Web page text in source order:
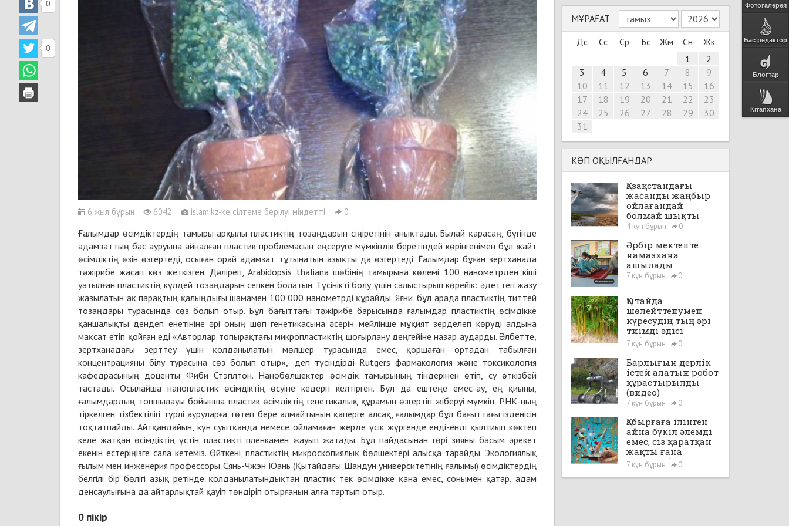
Фотогалерея
Бас редактор
Блогтар
Кітапхана
6 жыл бұрын 6042 islam.kz-ке сілтеме берілуі міндетті 0
0
0
Ғалымдар өсімдіктердің тамыры арқылы пластиктің тозаңдарын сіңіретінін анықтады. Былай қарасаң, бүгінде
адамзаттың бас ауруына айналған пластик проблемасын еңсеруге мүмкіндік беретіндей көрінгенімен бұл жайт
өсімдіктің өзін өзгертеді, осыған орай адамзат тұтынатын азықты да өзгертеді. Ғалымдар бұған зертханада
тәжірибе жасап көз жеткізген. Дәлірегі, Arabidopsis thaliana шөбінің тамырына көлемі 100 нанометрден кіші
уатылған пластиктің күлдей тозаңдарын сепкен болатын. Түсінікті болу үшін салыстырып көрейік: әдеттегі жазу
жазылатын ақ парақтың қалыңдығы шамамен 100 000 нанометрді құрайды. Яғни, бұл арада пластиктің титтей
тозаңдары турасында сөз болып отыр. Бұл бағыттағы тәжірибе барысында ғалымдар пластиктің өсімдікке
қаншалықты дендеп енетініне әрі оның шөп генетикасына әсерін мейлінше мұқият зерделеп көруді алдына
мақсат етіп қойған еді «Авторлар топырақтағы микропластиктің шоғырлану деңгейіне назар аударды. Әлбетте,
зертханадағы зерттеу үшін қолданылатын мөлшер турасында емес, қоршаған ортадан табылған
концентрацияны білу турасына сөз болып отыр»,- деп түсіндірді Rutgers фармакология және токсикология
кафедрасының доценты Фиби Стэплтон. Нанобөлшектер өсімдік тамырының тіндерінен өтіп, су өткізбей
тастады. Осылайша нанопластик өсімдіктің өсуіне кедергі келтірген. Бұл да ештеңе емес-ау, ең қиыны,
ғалымдардың топшылауы бойынша пластик өсімдіктің генетикалық құрамын өзгертіп жіберуі мүмкін. РНК-ның
тіркелген тізбектілігі түрлі ауруларға төтеп бере алмайтынын қаперге алсақ, ғалымдар бұл бағыттағы ізденісін
тоқтатпайды. Айтқандайын, күн суытқанда немесе ойламаған жерде үсік жүргенде енді-енді қылтиып көктеп
келе жатқан өсімдіктің үстін пластикті пленкамен жауып жатады. Бұл пайдасынан гөрі зияны басым әрекет
екенін естеріңізге сала кетеміз. Өйткені, пластиктің микроскопиялық бөлшектері алысқа тарайды. Экологиялық
ғылым мен инженерия профессоры Сянь-Чжэн Юань (Қытайдағы Шандун университетінің ғалымы) өсімдіктердің
белгілі бір бөлігі азық ретінде қолданылатындықтан пластик тек өсімдікке қана емес, сонымен қатар, адам
денсаулығына да айтарлықтай қауіп төндіріп отырғанын алға тартып отыр.
0 пікір
МҰРАҒАТ
Дс
Сс Ср Бс Жм Сн
Жк
1
2
3
4 5 6 7 8
9
10
11 12 13 14 15
16
17
18 19 20 21 22
23
24
25 26 27 28 29
30
31
КӨП ОҚЫЛҒАНДАР
Қазақстандағы
жасанды жаңбыр
ойлағандай
болмай шықты
4 күн бұрын 0
Әрбір мектепте
намазхана
ашылады
7 күн бұрын 0
Қытайда
шөлейттенумен
күресудің тың әрі
тиімді әдісі
табылды
7 күн бұрын 0
Барлығын дерлік
істей алатын робот
құрастырылды
(видео)
7 күн бұрын 0
Қабырғаға ілінген
айна бүкіл әлемді
емес, сіз қаратқан
жақты ғана
көрсетеді
7 күн бұрын 0